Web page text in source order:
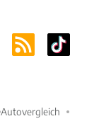
Autovergleich